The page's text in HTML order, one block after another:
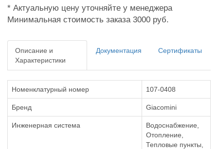
* Актуальную цену уточняйте у менеджера
Минимальная стоимость заказа 3000 руб.
Описание и
Характеристики
Документация Сертификаты
Номенклатурный номер 107-0408
Бренд Giacomini
Инженерная система
Водоснабжение,
Отопление,
Тепловые пункты,